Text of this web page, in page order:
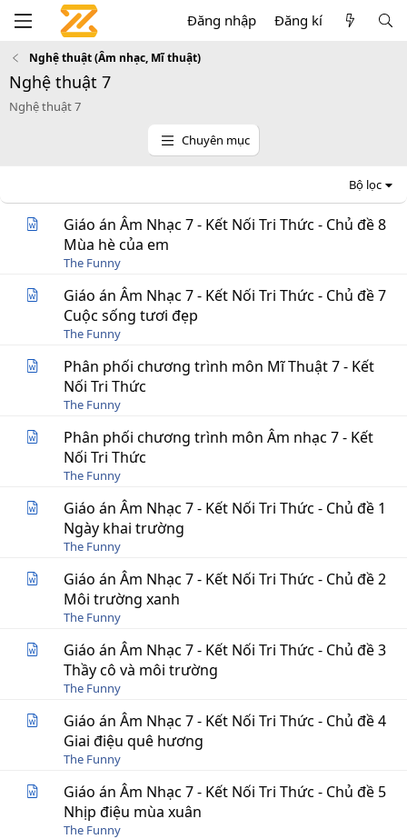
Đăng nhập Đăng kí
Nghệ thuật (Âm nhạc, Mĩ thuật)
Nghệ thuật 7
Nghệ thuật 7
Chuyên mục
Bộ lọc
Giáo án Âm Nhạc 7 - Kết Nối Tri Thức - Chủ đề 8
Mùa hè của em
The Funny
Giáo án Âm Nhạc 7 - Kết Nối Tri Thức - Chủ đề 7
Cuộc sống tươi đẹp
The Funny
Phân phối chương trình môn Mĩ Thuật 7 - Kết
Nối Tri Thức
The Funny
Phân phối chương trình môn Âm nhạc 7 - Kết
Nối Tri Thức
The Funny
Giáo án Âm Nhạc 7 - Kết Nối Tri Thức - Chủ đề 1
Ngày khai trường
The Funny
Giáo án Âm Nhạc 7 - Kết Nối Tri Thức - Chủ đề 2
Môi trường xanh
The Funny
Giáo án Âm Nhạc 7 - Kết Nối Tri Thức - Chủ đề 3
Thầy cô và môi trường
The Funny
Giáo án Âm Nhạc 7 - Kết Nối Tri Thức - Chủ đề 4
Giai điệu quê hương
The Funny
Giáo án Âm Nhạc 7 - Kết Nối Tri Thức - Chủ đề 5
Nhịp điệu mùa xuân
The Funny